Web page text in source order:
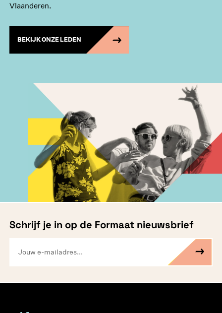
Vlaanderen.
BEKIJK ONZE LEDEN
Schrijf je in op de Formaat nieuwsbrief